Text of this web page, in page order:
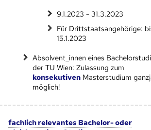
9.1.2023 - 31.3.2023
Für Drittstaatsangehörige:
15.1.2023
Absolvent_innen eines
der TU Wien: Zulassung​​​​ zum
konsekutiven Masterstudium
möglich!
fachlich relevantes Bachelor- oder